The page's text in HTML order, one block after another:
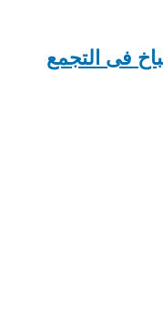
فى التجمع